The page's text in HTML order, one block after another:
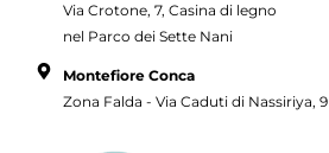
Via Crotone, 7, Casina di legno
nel Parco dei Sette Nani
Montefiore Conca
Zona Falda - Via Caduti di Nassiriya, 9